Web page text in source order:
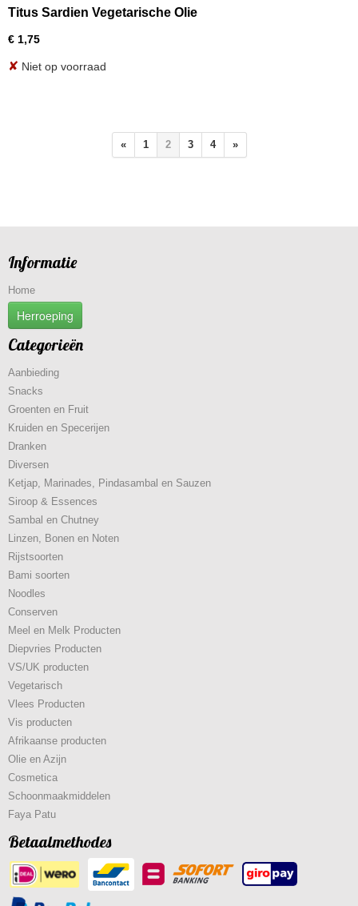
Titus Sardien Vegetarische Olie
€ 1,75
✘ Niet op voorraad
« 1 2 3 4 »
Informatie
Home
Herroeping
Categorieën
Aanbieding
Snacks
Groenten en Fruit
Kruiden en Specerijen
Dranken
Diversen
Ketjap, Marinades, Pindasambal en Sauzen
Siroop & Essences
Sambal en Chutney
Linzen, Bonen en Noten
Rijstsoorten
Bami soorten
Noodles
Conserven
Meel en Melk Producten
Diepvries Producten
VS/UK producten
Vegetarisch
Vlees Producten
Vis producten
Afrikaanse producten
Olie en Azijn
Cosmetica
Schoonmaakmiddelen
Faya Patu
Betaalmethodes